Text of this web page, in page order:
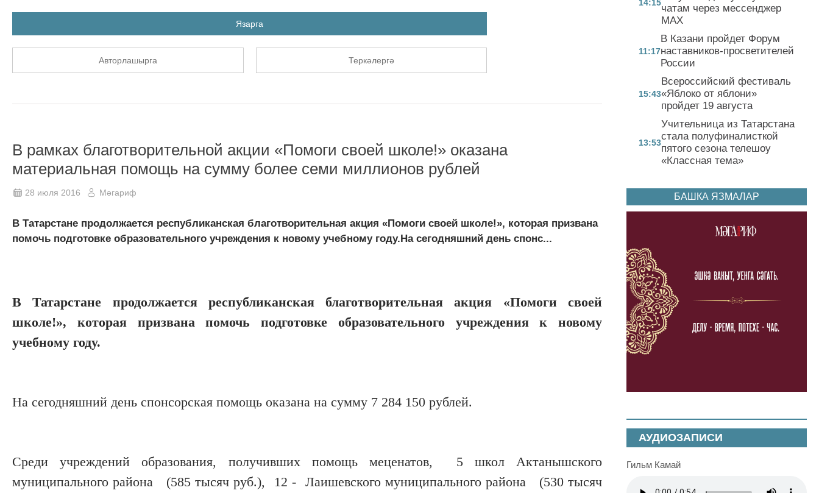
Язарга
Авторлашырга Теркәлергә
В рамках благотворительной акции «Помоги своей школе!» оказана
материальная помощь на сумму более семи миллионов рублей
28 июля 2016 Мәгариф
В Татарстане продолжается республиканская благотворительная акция «Помоги своей школе!», которая призвана
помочь подготовке образовательного учреждения к новому учебному году.На сегодняшний день спонс...
В Татарстане продолжается республиканская благотворительная акция «Помоги своей
школе!», которая призвана помочь подготовке образовательного учреждения к новому
учебному году.
На сегодняшний день спонсорская помощь оказана на сумму 7 284 150 рублей.
Среди учреждений образования, получивших помощь меценатов, 5 школ Актанышского
муниципального района (585 тысяч руб.), 12 - Лаишевского муниципального района (530 тысяч
14:15чатам через мессенджер
MAX
11:17
В Казани пройдет Форум
наставников-просветителей
России
15:43
Всероссийский фестиваль
«Яблоко от яблони»
пройдет 19 августа
13:53
Учительница из Татарстана
стала полуфиналисткой
пятого сезона телешоу
«Классная тема»
БАШКА ЯЗМАЛАР
АУДИОЗАПИСИ
Гильм Камай